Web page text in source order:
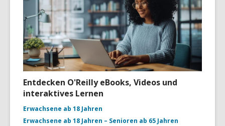
Entdecken O'Reilly eBooks, Videos und
interaktives Lernen
Erwachsene ab 18 Jahren
Erwachsene ab 18 Jahren – Senioren ab 65 Jahren